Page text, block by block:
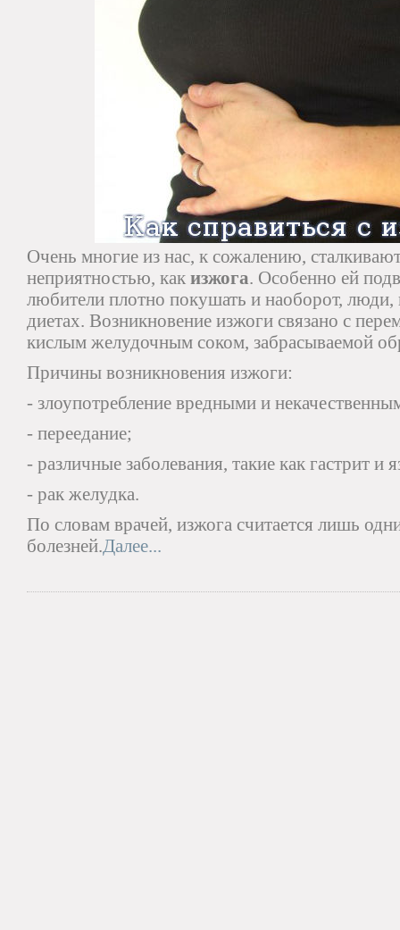
Очень многие из нас, к сожалению,
неприятностью, как изжога. Особенно ей
любители плотно покушать и наоборот,
диетах. Возникновение изжоги связано с
кислым желудочным соком, забрасываемой
Причины возникновения изжоги:
- злоупотребление вредными и
- переедание;
- различные заболевания, такие как гастрит и
- рак желудка.
По словам врачей, изжога считается лишь
болезней.Далее...